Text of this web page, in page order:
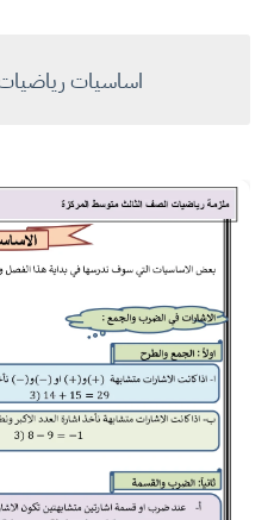
اساسيات